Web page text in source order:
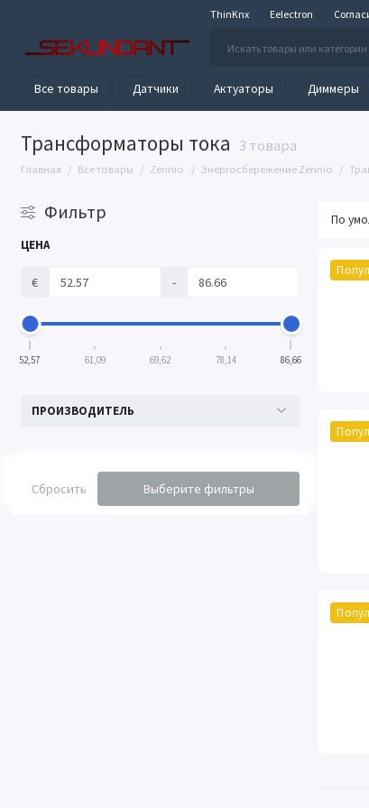
ThinKnx Eelectron
Все товары Датчики Актуаторы Диммеры
Трансформаторы тока 3 товара
Главная Все товары Zennio Энергосбережение Zennio
Фильтр
ЦЕНА
€ -
52,57 61,09 69,62 78,14 86,66
ПРОИЗВОДИТЕЛЬ
Сбросить Выберите фильтры